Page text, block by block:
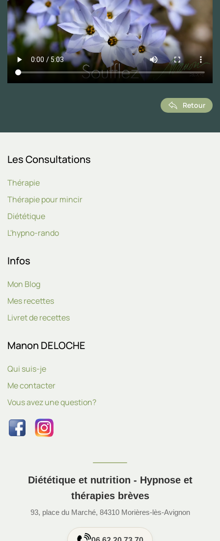
Retour
Les Consultations
Thérapie
Thérapie pour mincir
Diététique
L'hypno-rando
Infos
Mon Blog
Mes recettes
Livret de recettes
Manon DELOCHE
Qui suis-je
Me contacter
Vous avez une question?
Diététique et nutrition - Hypnose et
thérapies brèves
93, place du Marché, 84310 Morières-lès-Avignon